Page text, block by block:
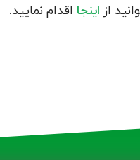
از اینجا اقدام نمایید.